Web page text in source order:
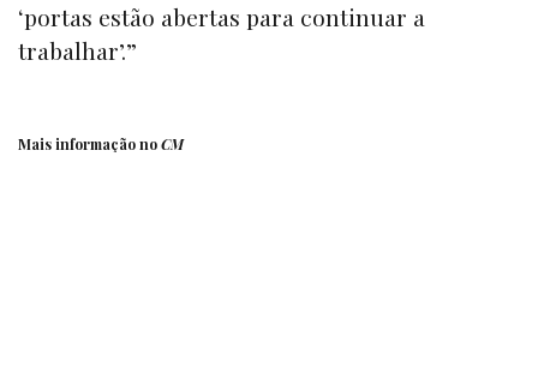
‘portas estão abertas para continuar a
trabalhar’.”
Mais informação noCM